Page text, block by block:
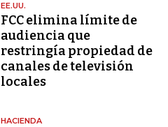
EE.UU.
FCC elimina límite de
audiencia que
restringía propiedad de
canales de televisión
locales
HACIENDA